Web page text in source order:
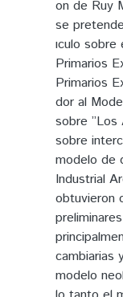
on de Ruy
se
ıculo sobre
Primarios
Primarios
dor al
sobre ”Los
sobre
modelo de
Industrial
obtuvieron
cambiarias
modelo